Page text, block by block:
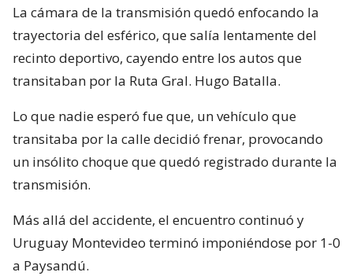
La cámara de la transmisión quedó enfocando la
trayectoria del esférico, que salía lentamente del
recinto deportivo, cayendo entre los autos que
transitaban por la Ruta Gral. Hugo Batalla.
Lo que nadie esperó fue que, un vehículo que
transitaba por la calle decidió frenar, provocando
un insólito choque que quedó registrado durante la
transmisión.
Más allá del accidente, el encuentro continuó y
Uruguay Montevideo terminó imponiéndose por 1-0
a Paysandú.